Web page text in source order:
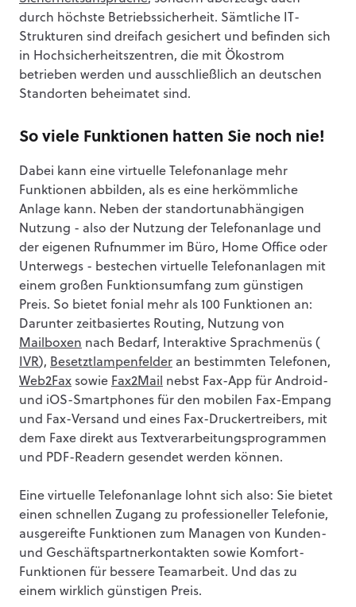
durch höchste Betriebssicherheit. Sämtliche IT-
Strukturen sind dreifach gesichert und befinden sich
in Hochsicherheitszentren, die mit Ökostrom
betrieben werden und ausschließlich an deutschen
Standorten beheimatet sind.
So viele Funktionen hatten Sie noch nie!
Dabei kann eine virtuelle Telefonanlage mehr
Funktionen abbilden, als es eine herkömmliche
Anlage kann. Neben der standortunabhängigen
Nutzung - also der Nutzung der Telefonanlage und
der eigenen Rufnummer im Büro, Home Office oder
Unterwegs - bestechen virtuelle Telefonanlagen mit
einem großen Funktionsumfang zum günstigen
Preis. So bietet fonial mehr als 100 Funktionen an:
Darunter zeitbasiertes Routing, Nutzung von
Mailboxen nach Bedarf, Interaktive Sprachmenüs (
IVR), Besetztlampenfelder an bestimmten Telefonen,
Web2Fax sowie Fax2Mail
nebst Fax-App für Android-
und iOS-Smartphones für den mobilen Fax-Empang
und Fax-Versand und eines Fax-Druckertreibers, mit
dem Faxe direkt aus Textverarbeitungsprogrammen
und PDF-Readern gesendet werden können.
Eine virtuelle Telefonanlage lohnt sich also: Sie bietet
einen schnellen Zugang zu professioneller Telefonie,
ausgereifte Funktionen zum Managen von Kunden-
und Geschäftspartnerkontakten sowie Komfort-
Funktionen für bessere Teamarbeit. Und das zu
einem wirklich günstigen Preis.